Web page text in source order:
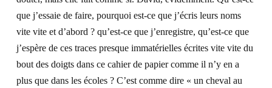
que j’essaie de faire, pourquoi est-ce que j’écris leurs noms
vite vite et d’abord ? qu’est-ce que j’enregistre, qu’est-ce que
j’espère de ces traces presque immatérielles écrites vite vite du
bout des doigts dans ce cahier de papier comme il n’y en a
plus que dans les écoles ? C’est comme dire « un cheval au